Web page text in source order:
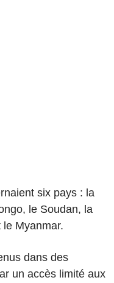
six pays : la
le Soudan, la
Myanmar.
dans des
un accès limité aux